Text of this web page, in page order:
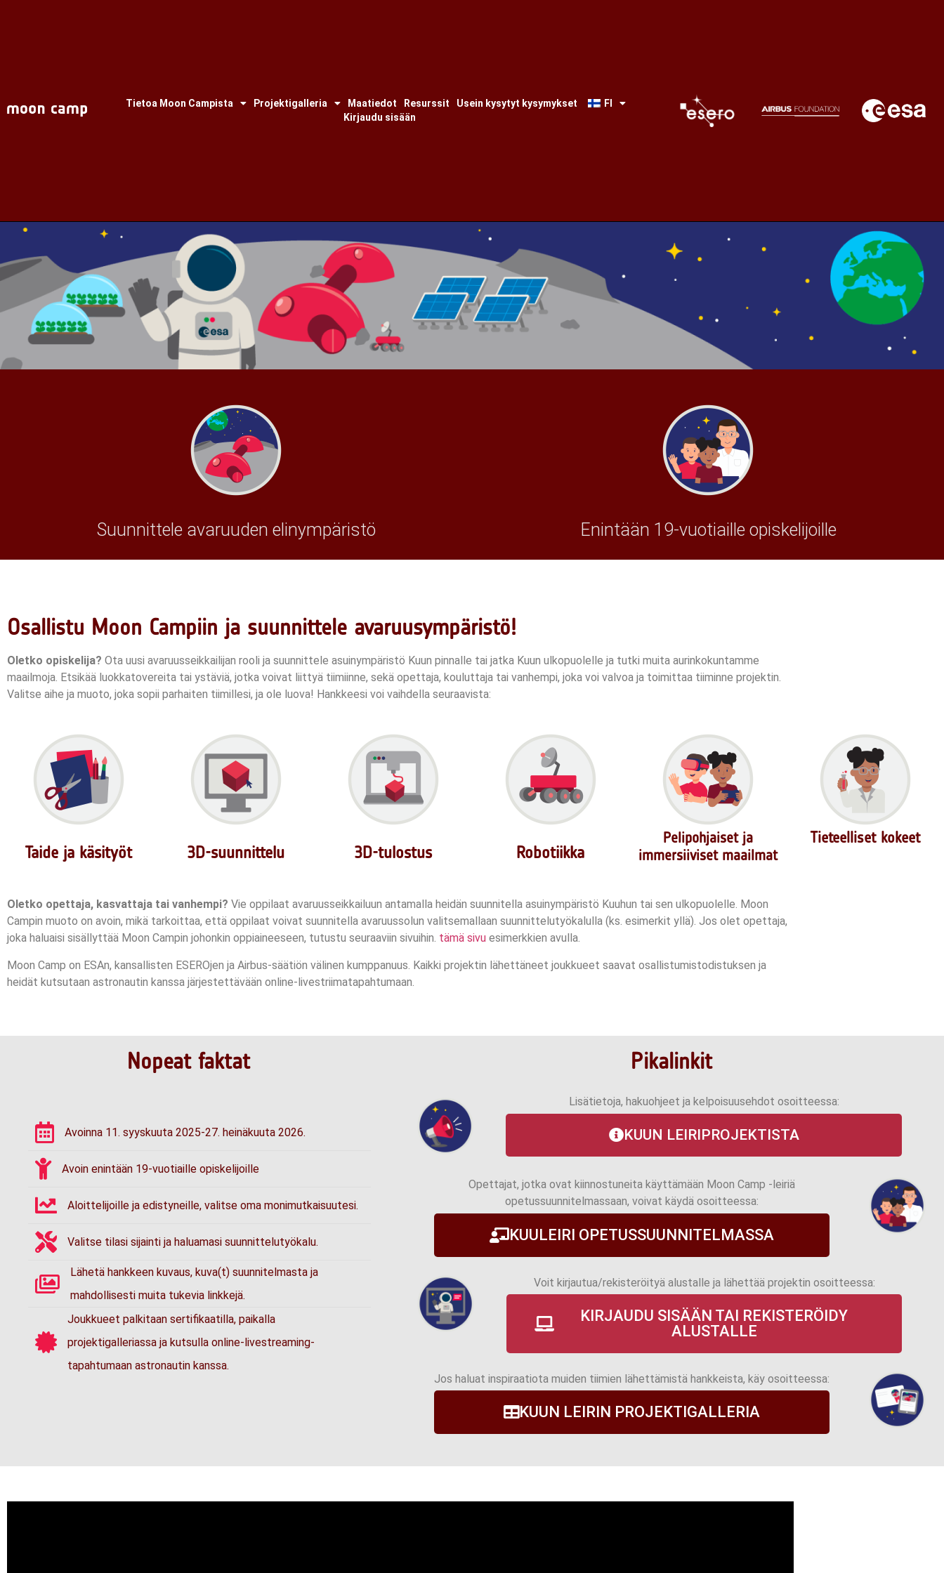
Tietoa Moon Campista Projektigalleria Maatiedot Resurssit Usein kysytyt kysymykset
FI
Kirjaudu sisään
Suunnittele avaruuden elinympäristö Enintään 19-vuotiaille opiskelijoille
Osallistu Moon Campiin ja suunnittele avaruusympäristö!
Oletko opiskelija? Ota uusi avaruusseikkailijan rooli ja suunnittele asuinympäristö Kuun pinnalle tai jatka Kuun ulkopuolelle ja tutki muita aurinkokuntamme
maailmoja. Etsikää luokkatovereita tai ystäviä, jotka voivat liittyä tiimiinne, sekä opettaja, kouluttaja tai vanhempi, joka voi valvoa ja toimittaa tiiminne projektin.
Valitse aihe ja muoto, joka sopii parhaiten tiimillesi, ja ole luova! Hankkeesi voi vaihdella seuraavista:
Taide ja käsityöt 3D-suunnittelu 3D-tulostus Robotiikka
Pelipohjaiset ja
immersiiviset maailmat
Tieteelliset kokeet
Oletko opettaja, kasvattaja tai vanhempi? Vie oppilaat avaruusseikkailuun antamalla heidän suunnitella asuinympäristö Kuuhun tai sen ulkopuolelle. Moon
Campin muoto on avoin, mikä tarkoittaa, että oppilaat voivat suunnitella avaruussolun valitsemallaan suunnittelutyökalulla (ks. esimerkit yllä). Jos olet opettaja,
joka haluaisi sisällyttää Moon Campin johonkin oppiaineeseen, tutustu seuraaviin sivuihin. tämä sivu esimerkkien avulla.
Moon Camp on ESAn, kansallisten ESEROjen ja Airbus-säätiön välinen kumppanuus. Kaikki projektin lähettäneet joukkueet saavat osallistumistodistuksen ja
heidät kutsutaan astronautin kanssa järjestettävään online-livestriimatapahtumaan.
Nopeat faktat
Avoinna 11. syyskuuta 2025-27. heinäkuuta 2026.
Avoin enintään 19-vuotiaille opiskelijoille
Aloittelijoille ja edistyneille, valitse oma monimutkaisuutesi.
Valitse tilasi sijainti ja haluamasi suunnittelutyökalu.
Lähetä hankkeen kuvaus, kuva(t) suunnitelmasta ja
mahdollisesti muita tukevia linkkejä.
Joukkueet palkitaan sertifikaatilla, paikalla
projektigalleriassa ja kutsulla online-livestreaming-
tapahtumaan astronautin kanssa.
Pikalinkit
Lisätietoja, hakuohjeet ja kelpoisuusehdot osoitteessa:
KUUN LEIRIPROJEKTISTA
Opettajat, jotka ovat kiinnostuneita käyttämään Moon Camp -leiriä
opetussuunnitelmassaan, voivat käydä osoitteessa:
KUULEIRI OPETUSSUUNNITELMASSA
Voit kirjautua/rekisteröityä alustalle ja lähettää projektin osoitteessa:
KIRJAUDU SISÄÄN TAI REKISTERÖIDY
ALUSTALLE
Jos haluat inspiraatiota muiden tiimien lähettämistä hankkeista, käy osoitteessa:
KUUN LEIRIN PROJEKTIGALLERIA